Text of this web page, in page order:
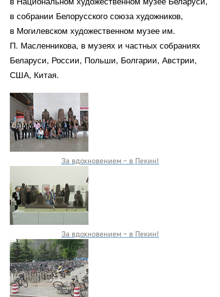
в собрании Белорусского союза художников,
в Могилевском художественном музее им.
П. Масленникова, в музеях и частных собраниях
Беларуси, России, Польши, Болгарии, Австрии,
США, Китая.
За вдохновением – в Пекин!
За вдохновением – в Пекин!